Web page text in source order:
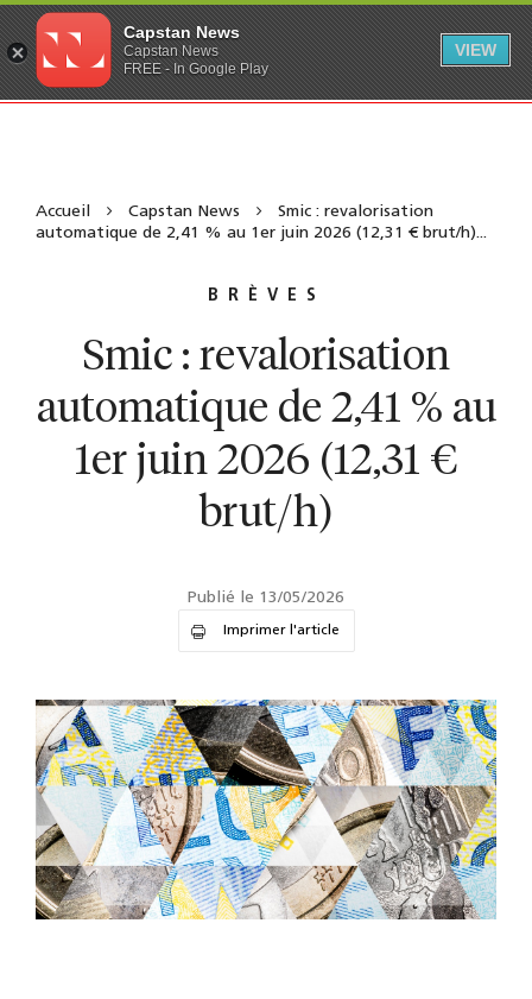
Accueil Capstan News
Smic : revalorisation
automatique de 2,41 % au 1er juin 2026 (12,31 € brut/h)...
BRÈVES
Smic : revalorisation
automatique de 2,41 % au
1er juin 2026 (12,31 €
brut/h)
Publié le 13/05/2026
Imprimer l'article
Capstan News
Capstan News
FREE - In Google Play
VIEW